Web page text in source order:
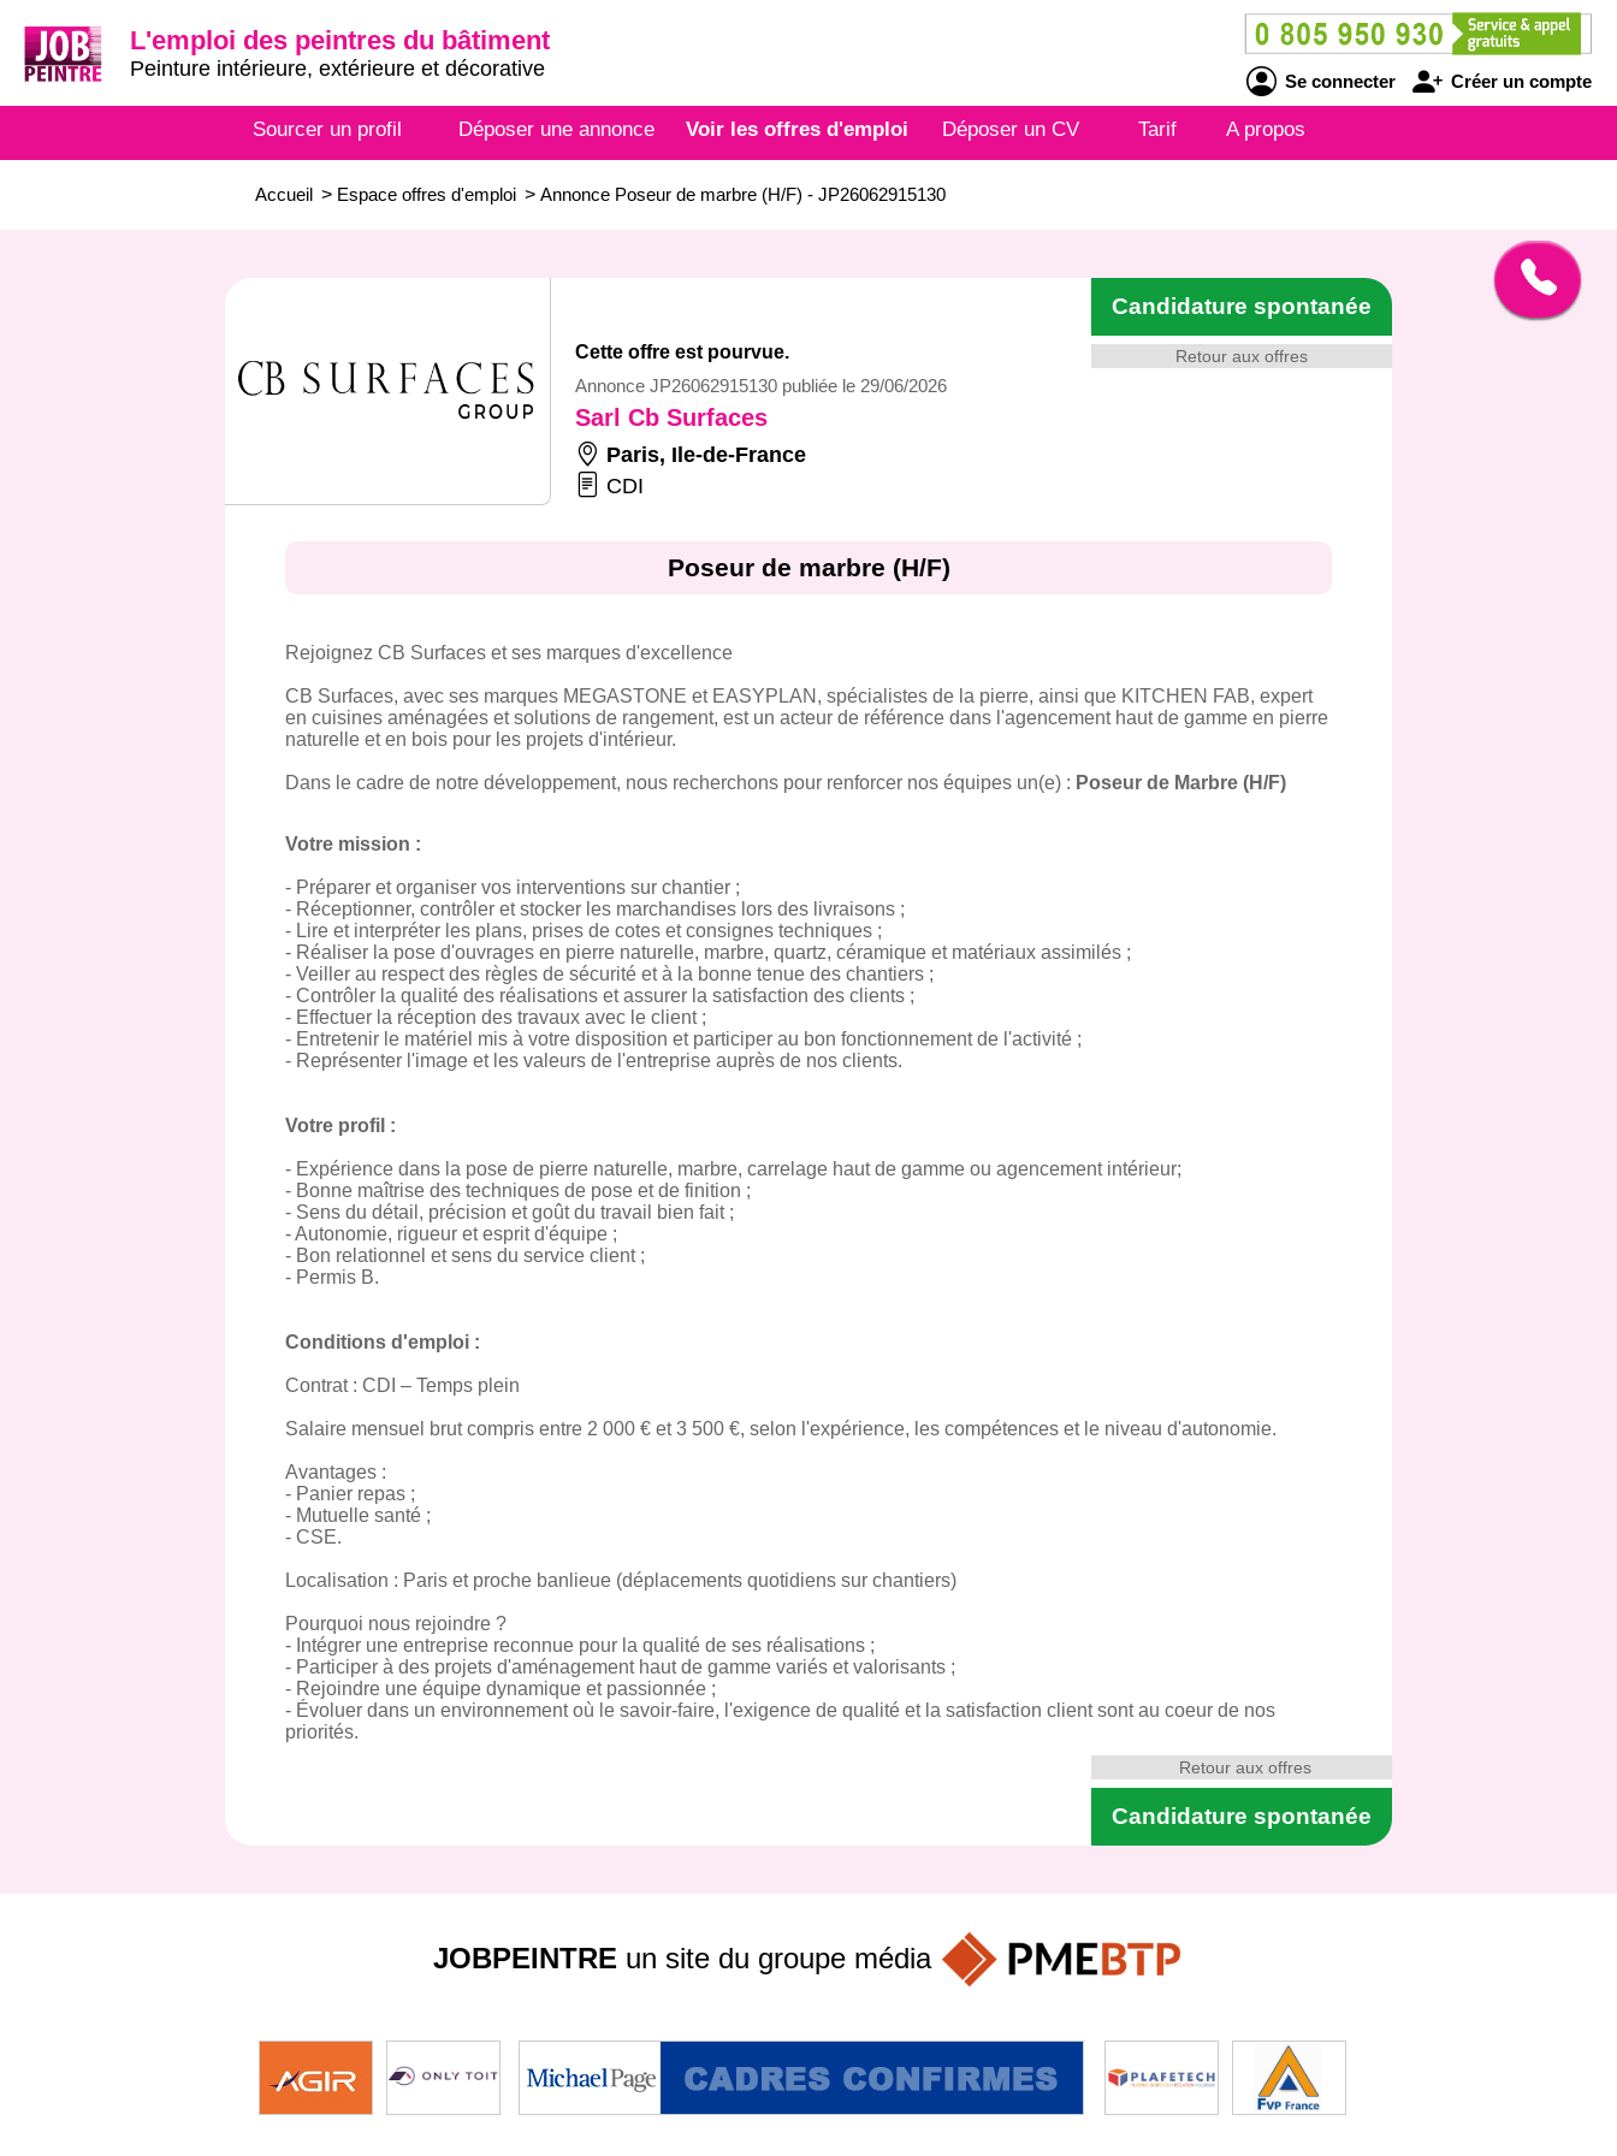
L'emploi des peintres du bâtiment
Peinture intérieure, extérieure et décorative
Se connecter Créer un compte
Sourcer un profil Déposer une annonce Voir les offres d'emploi Déposer un CV Tarif A propos
Accueil > Espace offres d'emploi > Annonce Poseur de marbre (H/F) - JP26062915130
Retour aux offres
Candidature spontanée
Cette offre est pourvue.
Annonce JP26062915130 publiée le 29/06/2026
Sarl Cb Surfaces
Paris, Ile-de-France
CDI
Poseur de marbre (H/F)
Rejoignez CB Surfaces et ses marques d'excellence
CB Surfaces, avec ses marques MEGASTONE et EASYPLAN, spécialistes de la pierre, ainsi que KITCHEN FAB, expert
en cuisines aménagées et solutions de rangement, est un acteur de référence dans l'agencement haut de gamme en pierre
naturelle et en bois pour les projets d'intérieur.
Dans le cadre de notre développement, nous recherchons pour renforcer nos équipes un(e) : Poseur de Marbre (H/F)
Votre mission :
- Préparer et organiser vos interventions sur chantier ;
- Réceptionner, contrôler et stocker les marchandises lors des livraisons ;
- Lire et interpréter les plans, prises de cotes et consignes techniques ;
- Réaliser la pose d'ouvrages en pierre naturelle, marbre, quartz, céramique et matériaux assimilés ;
- Veiller au respect des règles de sécurité et à la bonne tenue des chantiers ;
- Contrôler la qualité des réalisations et assurer la satisfaction des clients ;
- Effectuer la réception des travaux avec le client ;
- Entretenir le matériel mis à votre disposition et participer au bon fonctionnement de l'activité ;
- Représenter l'image et les valeurs de l'entreprise auprès de nos clients.
Votre profil :
- Expérience dans la pose de pierre naturelle, marbre, carrelage haut de gamme ou agencement intérieur;
- Bonne maîtrise des techniques de pose et de finition ;
- Sens du détail, précision et goût du travail bien fait ;
- Autonomie, rigueur et esprit d'équipe ;
- Bon relationnel et sens du service client ;
- Permis B.
Conditions d'emploi :
Contrat : CDI – Temps plein
Salaire mensuel brut compris entre 2 000 € et 3 500 €, selon l'expérience, les compétences et le niveau d'autonomie.
Avantages :
- Panier repas ;
- Mutuelle santé ;
- CSE.
Localisation : Paris et proche banlieue (déplacements quotidiens sur chantiers)
Pourquoi nous rejoindre ?
- Intégrer une entreprise reconnue pour la qualité de ses réalisations ;
- Participer à des projets d'aménagement haut de gamme variés et valorisants ;
- Rejoindre une équipe dynamique et passionnée ;
- Évoluer dans un environnement où le savoir-faire, l'exigence de qualité et la satisfaction client sont au coeur de nos
priorités.
Candidature spontanée
Retour aux offres
JOBPEINTRE un site du groupe média